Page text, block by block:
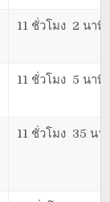
11 ชั่วโมง 2 นาที
11 ชั่วโมง 5 นาที
11 ชั่วโมง 35 นา